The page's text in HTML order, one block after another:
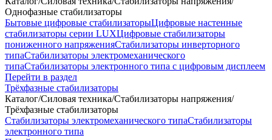
Однофазные стабилизаторы
Бытовые цифровые стабилизаторыЦифровые настенные
стабилизаторы серии LUXЦифровые стабилизаторы
пониженного напряженияСтабилизаторы инверторного
типаСтабилизаторы электромеханического
типаСтабилизаторы электронного типа с цифровым дисплеем
Перейти в раздел
Трёхфазные стабилизаторы
Каталог/Силовая техника/Стабилизаторы напряжения/
Трёхфазные стабилизаторы
Стабилизаторы электромеханического типаСтабилизаторы
электронного типа